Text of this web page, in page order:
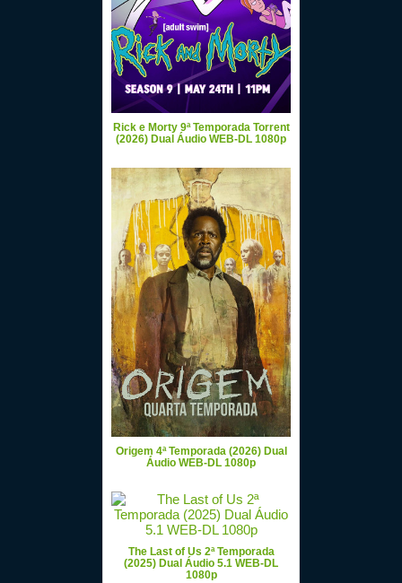
Rick e Morty 9ª Temporada Torrent
(2026) Dual Áudio WEB-DL 1080p
Origem 4ª Temporada (2026) Dual
Áudio WEB-DL 1080p
The Last of Us 2ª Temporada
(2025) Dual Áudio 5.1 WEB-DL
1080p